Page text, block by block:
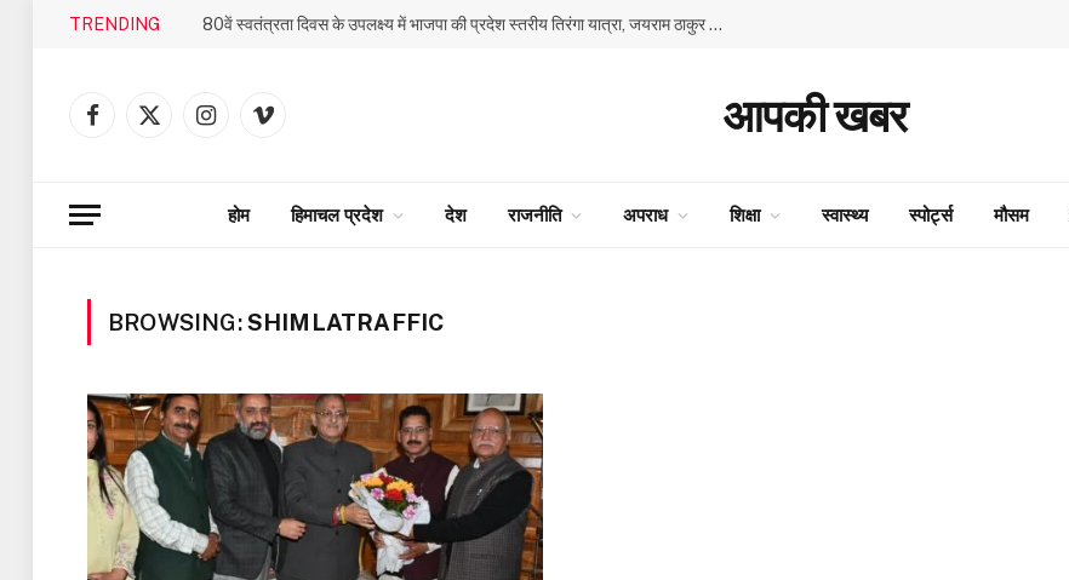
TRENDING 80वें स्वतंत्रता दिवस के उपलक्ष्य में भाजपा की प्रदेश स्तरीय तिरंगा यात्रा, जयराम ठाकुर और सुरेश कश्यप ने किया नेतृत्व
Facebook
X
InstagramVimeo आपकी खबर
होम हिमाचल प्रदेश देश राजनीति अपराध शिक्षा स्वास्थ्य स्पोर्ट्स मौसम
BROWSING:SHIMLATRAFFIC